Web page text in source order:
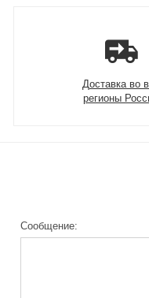
Доставка во
регионы
Сообщение: